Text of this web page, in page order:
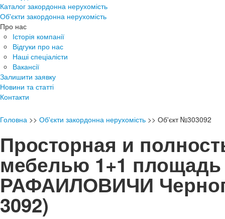
Каталог закордонна нерухомість
Об'єкти закордонна нерухомість
Про нас
Історія компанії
Відгуки про нас
Наші спеціалісти
Вакансії
Залишити заявку
Новини та статті
Контакти
Головна >> Об'єкти закордонна нерухомість >> Об'єкт №303092
Просторная и
мебелью 1+1 площадь
РАФАИЛОВИЧИ
3092)